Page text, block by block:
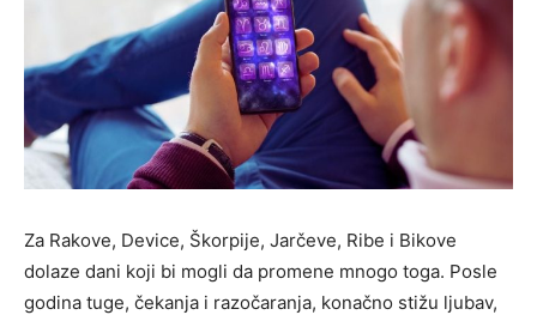
Za Rakove, Device, Škorpije, Jarčeve, Ribe i Bikove
dolaze dani koji bi mogli da promene mnogo toga. Posle
godina tuge, čekanja i razočaranja, konačno stižu ljubav,